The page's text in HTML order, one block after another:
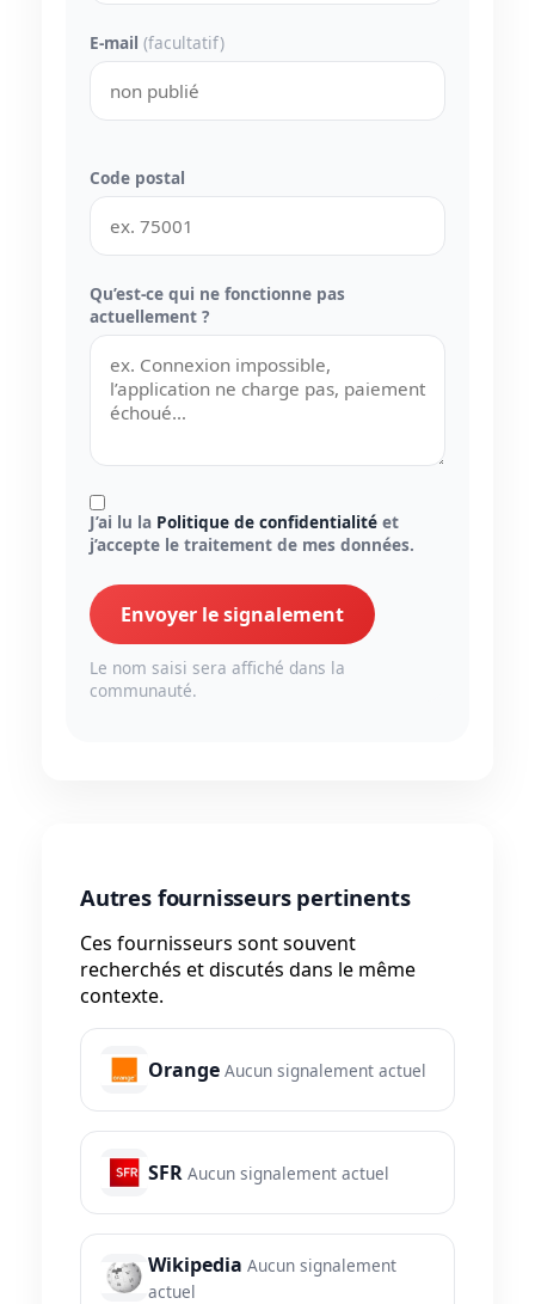
E-mail (facultatif)
Code postal
Qu’est-ce qui ne fonctionne pas
actuellement ?
J’ai lu la Politique de confidentialité et
j’accepte le traitement de mes données.
Envoyer le signalement
Le nom saisi sera affiché dans la
communauté.
Autres fournisseurs pertinents
Ces fournisseurs sont souvent
recherchés et discutés dans le même
contexte.
Orange Aucun signalement actuel
SFR Aucun signalement actuel
Wikipedia Aucun signalement
actuel